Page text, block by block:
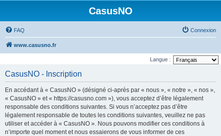
CasusNO
FAQ Connexion
www.casusno.fr
Langue :
CasusNO - Inscription
En accédant à « CasusNO » (désigné ci-après par « nous », « notre », « nos »,
« CasusNO » et « https://casusno.com »), vous acceptez d’être légalement
responsable des conditions suivantes. Si vous n’acceptez pas d’être
légalement responsable de toutes les conditions suivantes, veuillez ne pas
utiliser et accéder à « CasusNO ». Nous pouvons modifier ces conditions à
n’importe quel moment et nous essaierons de vous informer de ces